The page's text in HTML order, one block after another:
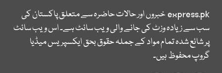
express.pkخبروں اور حالات حاضرہ سے متعلق پاکستان کی
سب سے زیادہ وزٹ کی جانے والی ویب سائٹ ہے۔ اس ویب سائٹ
پر شائع شدہ تمام مواد کے جملہ حقوق بحق ایکسپریس میڈیا
گروپ محفوظ ہیں۔